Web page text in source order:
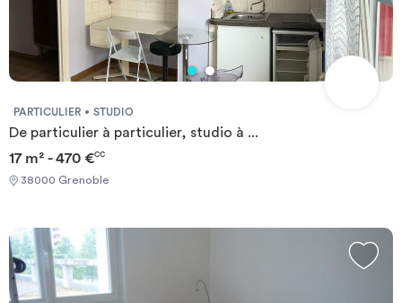
PARTICULIER STUDIO
De particulier à particulier, studio à ...
17 m² - 470 €CC
38000 Grenoble